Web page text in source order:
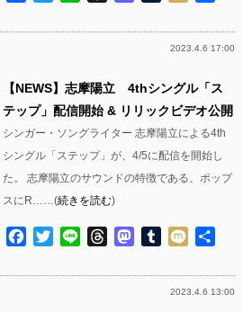
2023.4.6 17:00
【NEWS】志摩陽立 4thシングル「ス
テップ」配信開始 & リリックビデオ公開
シンガー・ソングライター 志摩陽立による4th
シングル「ステップ」が、4/5に配信を開始し
た。 志摩陽立のサウンドの特徴である、ポップ
スにR……(続きを読む)
Facebook
TwitterLine ThreadsMastodon
Tumblr
Mixi
2023.4.6 13:00